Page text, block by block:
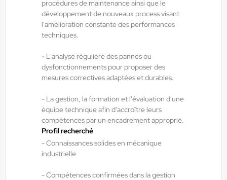
procédures de maintenance ainsi que le
développement de nouveaux process visant
l'amélioration constante des performances
techniques.
- L'analyse régulière des pannes ou
dysfonctionnements pour proposer des
mesures correctives adaptées et durables.
- La gestion, la formation et l'évaluation d'une
équipe technique afin d'accroître leurs
compétences par un encadrement approprié.
Profil recherché
- Connaissances solides en mécanique
industrielle
- Compétences confirmées dans la gestion
Interim
14,50 €/h - 15,50 €/h
06/08/26 Au:
ANTILOPE RH 06/08/2026
Agent de maintenance industrielle
H/F/X
Fraize , France
Interim
06/08/26 Au:28/05/27